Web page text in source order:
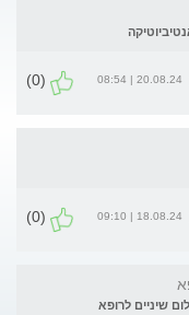
20.08.24 | 08:54
(0)
18.08.24 | 09:10
(0)